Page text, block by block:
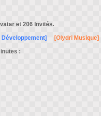
et 206 Invités.
Développement]
[Olydri Musique]
: